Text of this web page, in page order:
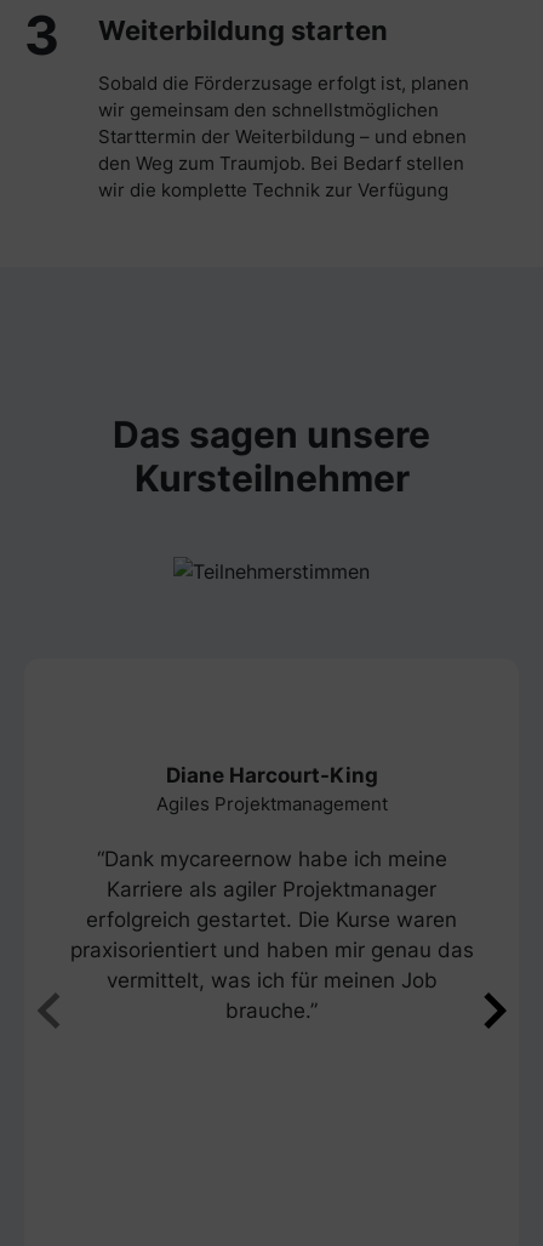
3 Weiterbildung starten
Sobald die Förderzusage erfolgt ist, planen
wir gemeinsam den schnellstmöglichen
Starttermin der Weiterbildung – und ebnen
den Weg zum Traumjob. Bei Bedarf stellen
wir die komplette Technik zur Verfügung
Das sagen unsere
Kursteilnehmer
Diane Harcourt-King
Agiles Projektmanagement
“Dank mycareernow habe ich meine
Karriere als agiler Projektmanager
erfolgreich gestartet. Die Kurse waren
praxisorientiert und haben mir genau das
vermittelt, was ich für meinen Job
brauche.”